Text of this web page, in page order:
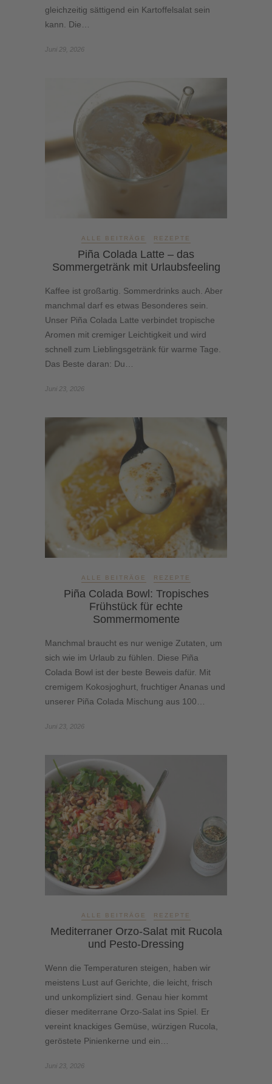
gleichzeitig sättigend ein Kartoffelsalat sein
kann. Die…
Juni 29, 2026
ALLE BEITRÄGE REZEPTE
Piña Colada Latte – das
Sommergetränk mit Urlaubsfeeling
Kaffee ist großartig. Sommerdrinks auch. Aber
manchmal darf es etwas Besonderes sein.
Unser Piña Colada Latte verbindet tropische
Aromen mit cremiger Leichtigkeit und wird
schnell zum Lieblingsgetränk für warme Tage.
Das Beste daran: Du…
Juni 23, 2026
ALLE BEITRÄGE REZEPTE
Piña Colada Bowl: Tropisches
Frühstück für echte
Sommermomente
Manchmal braucht es nur wenige Zutaten, um
sich wie im Urlaub zu fühlen. Diese Piña
Colada Bowl ist der beste Beweis dafür. Mit
cremigem Kokosjoghurt, fruchtiger Ananas und
unserer Piña Colada Mischung aus 100…
Juni 23, 2026
ALLE BEITRÄGE REZEPTE
Mediterraner Orzo-Salat mit Rucola
und Pesto-Dressing
Wenn die Temperaturen steigen, haben wir
meistens Lust auf Gerichte, die leicht, frisch
und unkompliziert sind. Genau hier kommt
dieser mediterrane Orzo-Salat ins Spiel. Er
vereint knackiges Gemüse, würzigen Rucola,
geröstete Pinienkerne und ein…
Juni 23, 2026